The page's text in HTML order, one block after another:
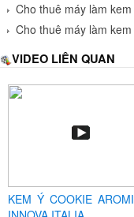
Cho thuê máy làm
Cho thuê máy làm
VIDEO LIÊN QUAN
KEM Ý COOKIE